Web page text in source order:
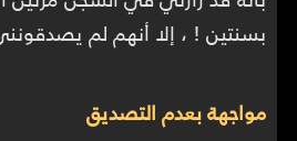
بسنتين ! ، إلا أنهم لم
مواجهة بعدم التصديق